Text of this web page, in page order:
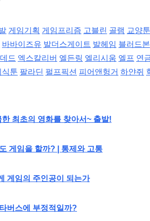
게임기획 게임프리즘 고블린 골램 교양툰
바바이즈유 발더스게이트 발헤임 블러드본
드 엑스칼리버 엘든링 엘리시움 엘프 연
식툰 팔라딘 펄프픽션 피어앤헝거 하얀쥐
최초의 영화를 찾아서~ 출발!
게임을 할까? | 통제와 고통
게임의 주인공이 되는가
버스에 부정적일까?